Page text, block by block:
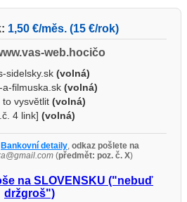
1,50 €/měs. (15 €/rok)
web.hocičo
sidelsky.sk (volná)
a-filmuska.sk (volná)
to vysvětlit (volná)
4 link] (volná)
Bankovní detaily odkaz pošlete na
(předmět: poz. č. X)
na SLOVENSKU ("nebuď
držgroš")